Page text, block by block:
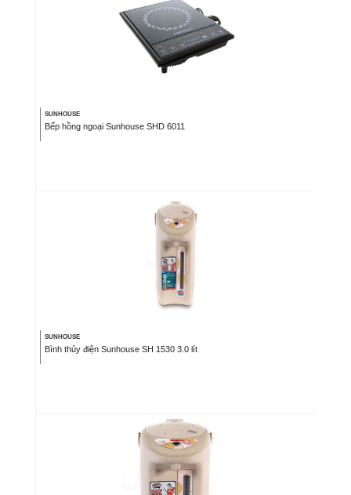
SUNHOUSE
Bếp hồng ngoại Sunhouse SHD 6011
SUNHOUSE
Bình thủy điện Sunhouse SH 1530 3.0 lít